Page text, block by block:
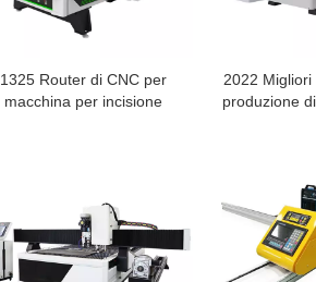
1325 Router di CNC per
macchina per incisione
2022
produzione